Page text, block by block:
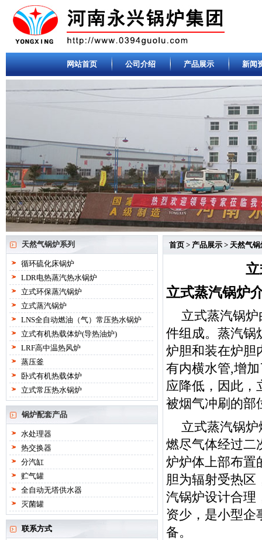
网站首页 公司介绍 产品展示 新闻
首页 > 产品展示 > 天然气
立式蒸汽锅炉
立式蒸汽锅
件组成。蒸汽锅
炉胆和装在炉胆
有内横水管,增
应降低，因此，
被烟气冲刷的部
立式蒸汽锅
燃尽气体经过二
炉炉体上部布置
胆为辐射受热区
汽锅炉设计合理
资少，是小型企
备。
天然气锅炉系列
循环硫化床锅炉
LDR电热蒸汽热水锅炉
立式环保蒸汽锅炉
立式蒸汽锅炉
LNS全自动燃油（气）常压热水锅炉
立式有机热载体炉(导热油炉)
LRF高中温热风炉
蒸压釜
卧式有机热载体炉
立式常压热水锅炉
锅炉配套产品
水处理器
热交换器
分汽缸
贮气罐
全自动无塔供水器
灭菌罐
联系方式